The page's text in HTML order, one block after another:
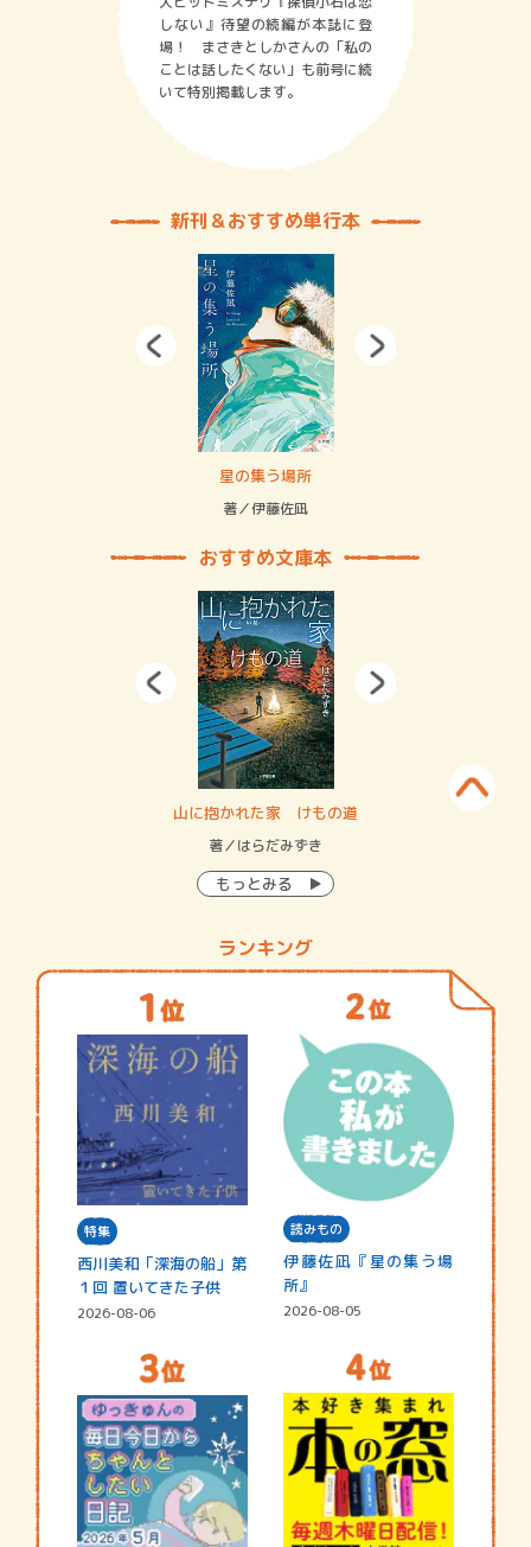
しない』待望の続編が本誌に登
場！ まさきとしかさんの「私の
ことは話したくない」も前号に続
いて特別掲載します。
新刊＆おすすめ単行本
星の集う場所
著／伊藤佐凪
おすすめ文庫本
山に抱かれた家 けもの道
著／はらだみずき
もっとみる
ランキング
特集
西川美和「深海の船」第
１回 置いてきた子供
2026-08-06
読みもの
伊藤佐凪『星の集う場
所』
2026-08-05